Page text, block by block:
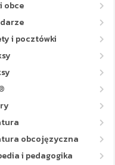
obce
i pocztówki
obcojęzyczna
i pedagogika